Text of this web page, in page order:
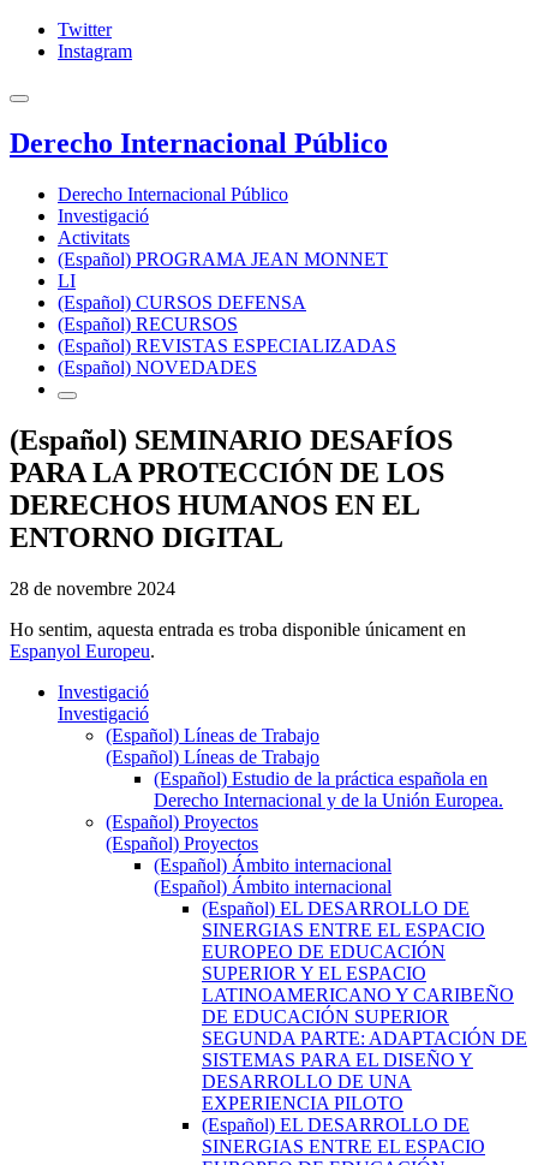
Twitter
Instagram
Derecho Internacional Público
Derecho Internacional Público
Investigació
Activitats
(Español) PROGRAMA JEAN MONNET
LI
(Español) CURSOS DEFENSA
(Español) RECURSOS
(Español) REVISTAS ESPECIALIZADAS
(Español) NOVEDADES
(Español) SEMINARIO DESAFÍOS
PARA LA PROTECCIÓN DE LOS
DERECHOS HUMANOS EN EL
ENTORNO DIGITAL
28 de novembre 2024
Ho sentim, aquesta entrada es troba disponible únicament en
Espanyol Europeu.
Investigació
Investigació
(Español) Líneas de Trabajo
(Español) Líneas de Trabajo
(Español) Estudio de la práctica española en
Derecho Internacional y de la Unión Europea.
(Español) Proyectos
(Español) Proyectos
(Español) Ámbito internacional
(Español) Ámbito internacional
(Español) EL DESARROLLO DE
SINERGIAS ENTRE EL ESPACIO
EUROPEO DE EDUCACIÓN
SUPERIOR Y EL ESPACIO
LATINOAMERICANO Y CARIBEÑO
DE EDUCACIÓN SUPERIOR
SEGUNDA PARTE: ADAPTACIÓN DE
SISTEMAS PARA EL DISEÑO Y
DESARROLLO DE UNA
EXPERIENCIA PILOTO
(Español) EL DESARROLLO DE
SINERGIAS ENTRE EL ESPACIO